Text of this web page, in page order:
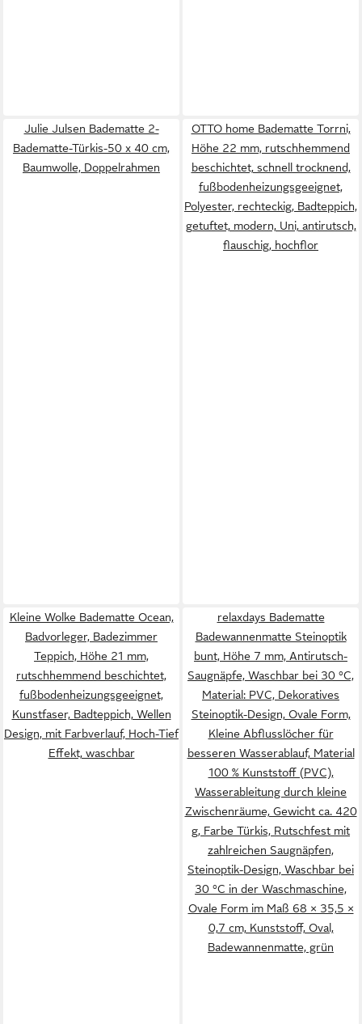
Julie Julsen Badematte 2-
Badematte-Türkis-50 x 40 cm,
Baumwolle, Doppelrahmen
OTTO home Badematte Torrni,
Höhe 22 mm, rutschhemmend
beschichtet, schnell trocknend,
fußbodenheizungsgeeignet,
Polyester, rechteckig, Badteppich,
getuftet, modern, Uni, antirutsch,
flauschig, hochflor
Kleine Wolke Badematte Ocean,
Badvorleger, Badezimmer
Teppich, Höhe 21 mm,
rutschhemmend beschichtet,
fußbodenheizungsgeeignet,
Kunstfaser, Badteppich, Wellen
Design, mit Farbverlauf, Hoch-Tief
Effekt, waschbar
relaxdays Badematte
Badewannenmatte Steinoptik
bunt, Höhe 7 mm, Antirutsch-
Saugnäpfe, Waschbar bei 30 °C,
Material: PVC, Dekoratives
Steinoptik-Design, Ovale Form,
Kleine Abflusslöcher für
besseren Wasserablauf, Material
100 % Kunststoff (PVC),
Wasserableitung durch kleine
Zwischenräume, Gewicht ca. 420
g, Farbe Türkis, Rutschfest mit
zahlreichen Saugnäpfen,
Steinoptik-Design, Waschbar bei
30 °C in der Waschmaschine,
Ovale Form im Maß 68 × 35,5 ×
0,7 cm, Kunststoff, Oval,
Badewannenmatte, grün